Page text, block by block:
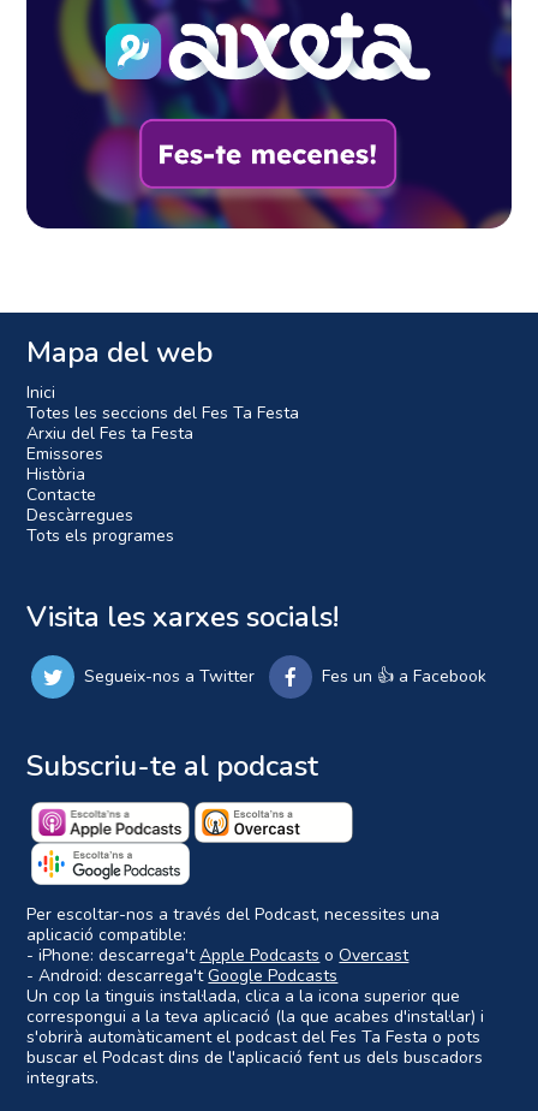
Mapa del web
Inici
Totes les seccions del Fes Ta Festa
Arxiu del Fes ta Festa
Emissores
Història
Contacte
Descàrregues
Tots els programes
Visita les xarxes socials!
Segueix-nos a Twitter Fes un 👍 a Facebook
Subscriu-te al podcast
Per escoltar-nos a través del Podcast, necessites una
aplicació compatible:
- iPhone: descarrega'tApple Podcasts oOvercast
- Android: descarrega'tGoogle Podcasts
Un cop la tinguis instal·lada, clica a la icona superior que
correspongui a la teva aplicació (la que acabes d'instal·lar) i
s'obrirà automàticament el podcast del Fes Ta Festa o pots
buscar el Podcast dins de l'aplicació fent us dels buscadors
integrats.